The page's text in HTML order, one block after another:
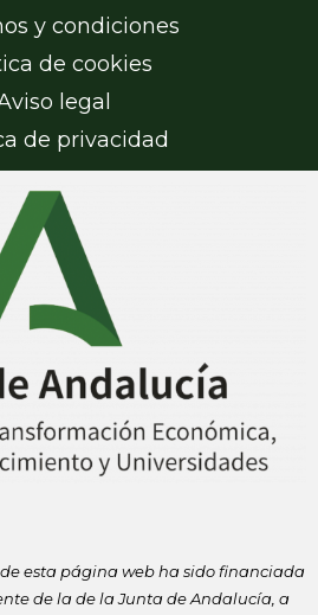
y condiciones
de cookies
legal
de privacidad
esta página web ha sido financiada
de la de la Junta de Andalucía, a